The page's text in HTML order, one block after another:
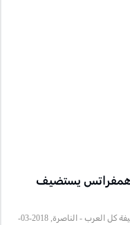
همفراتس يستضيف
, من: محاسن ناصر- مراسل موقع العرب وصحيفة كل العرب - الناصرة, 2018-03-